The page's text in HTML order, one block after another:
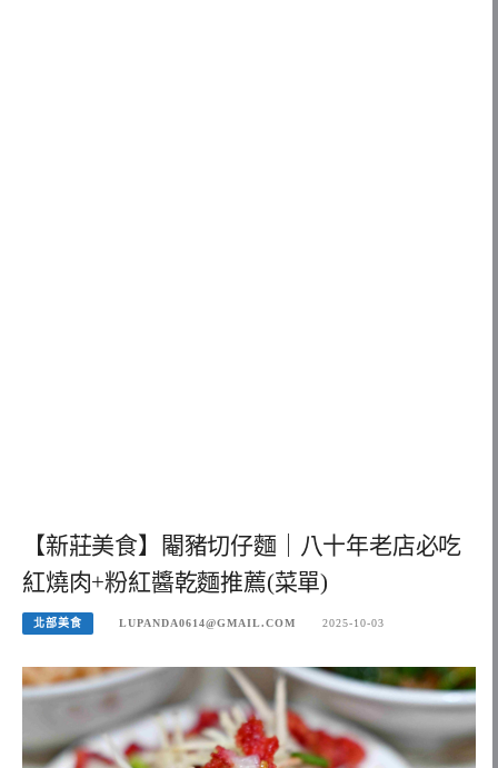
【新莊美食】閹豬切仔麵｜八十年老店必吃
紅燒肉+粉紅醬乾麵推薦(菜單)
北部美食 LUPANDA0614@GMAIL.COM 2025-10-03